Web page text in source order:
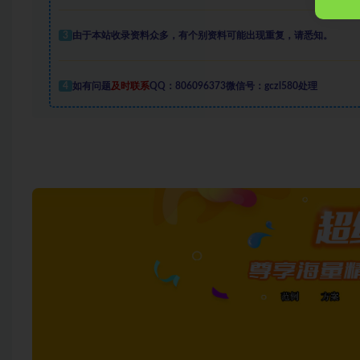
3 由于本站收录资料众多，有个别资料可能出现重复，请悉知。
4 如有问题及时联系QQ：806096373微信号：gczl580处理